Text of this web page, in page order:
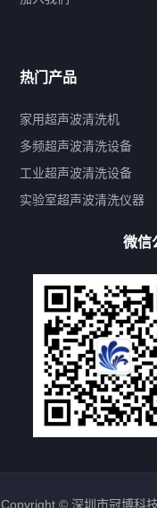
产品标签
鼓泡 升降 抛动
带加热
功率可调
双波脱气
机械旋钮系
厨具清洗机
超声波振
高尔
大型单槽带过滤系列
客户定制非标机参考
轮胎清洗机
多频
文章标签
超声波清洗机定制
超
超声波清洗机除锈
热门产品
家用超声波清洗机
多频超声波清洗设备
工业超声波清洗设备
实验室超声波清洗仪器
微信
Copyright © 深圳市冠博科